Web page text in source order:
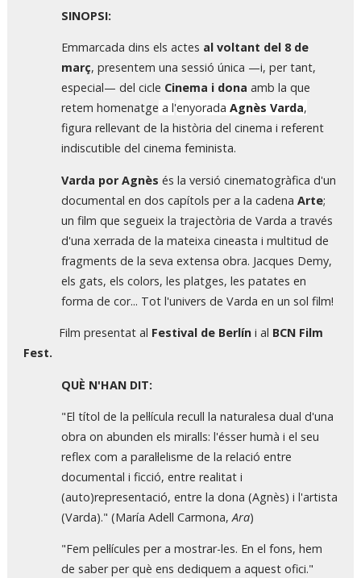
SINOPSI:
Emmarcada dins els actes al voltant del 8 de
març, presentem una sessió única —i, per tant,
especial— del cicle Cinema i dona amb la que
retem homenatge a l'enyorada Agnès Varda,
figura rellevant de la història del cinema i referent
indiscutible del cinema feminista.
Varda por Agnès és la versió cinematogràfica d'un
documental en dos capítols per a la cadena Arte;
un film que segueix la trajectòria de Varda a través
d'una xerrada de la mateixa cineasta i multitud de
fragments de la seva extensa obra. Jacques Demy,
els gats, els colors, les platges, les patates en
forma de cor... Tot l'univers de Varda en un sol film!
Film presentat al Festival de Berlín i al BCN Film
Fest.
QUÈ N'HAN DIT:
"El títol de la pel·lícula recull la naturalesa dual d'una
obra on abunden els miralls: l'ésser humà i el seu
reflex com a paral·lelisme de la relació entre
documental i ficció, entre realitat i
(auto)representació, entre la dona (Agnès) i l'artista
(Varda)." (María Adell Carmona,Ara)
"Fem pel·lícules per a mostrar-les. En el fons, hem
de saber per què ens dediquem a aquest ofici."